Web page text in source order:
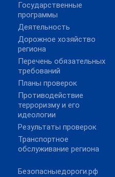
Государственные
программы
Деятельность
Дорожное хозяйство
региона
Перечень обязательных
требований
Планы проверок
Противодействие
терроризму и его
идеологии
Результаты проверок
Транспортное
обслуживание региона
Безопасныедороги.рф